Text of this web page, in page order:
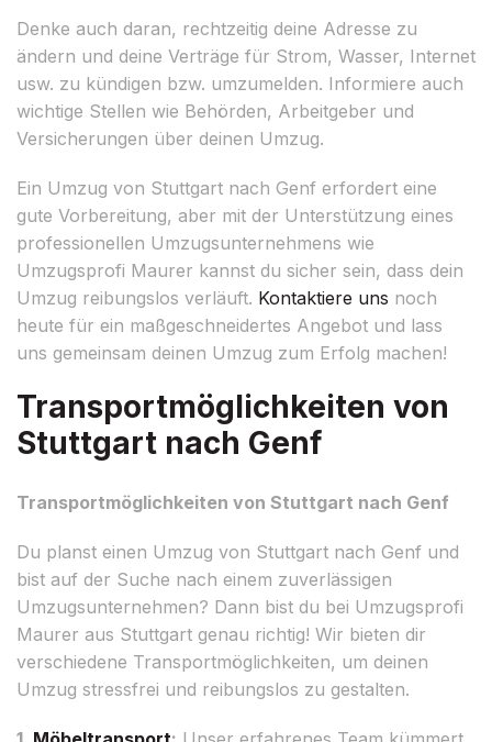
Denke auch daran, rechtzeitig deine Adresse zu
ändern und deine Verträge für Strom, Wasser, Internet
usw. zu kündigen bzw. umzumelden. Informiere auch
wichtige Stellen wie Behörden, Arbeitgeber und
Versicherungen über deinen Umzug.
Ein Umzug von Stuttgart nach Genf erfordert eine
gute Vorbereitung, aber mit der Unterstützung eines
professionellen Umzugsunternehmens wie
Umzugsprofi Maurer kannst du sicher sein, dass dein
Umzug reibungslos verläuft. Kontaktiere uns noch
heute für ein maßgeschneidertes Angebot und lass
uns gemeinsam deinen Umzug zum Erfolg machen!
Transportmöglichkeiten von
Stuttgart nach Genf
Transportmöglichkeiten von Stuttgart nach Genf
Du planst einen Umzug von Stuttgart nach Genf und
bist auf der Suche nach einem zuverlässigen
Umzugsunternehmen? Dann bist du bei Umzugsprofi
Maurer aus Stuttgart genau richtig! Wir bieten dir
verschiedene Transportmöglichkeiten, um deinen
Umzug stressfrei und reibungslos zu gestalten.